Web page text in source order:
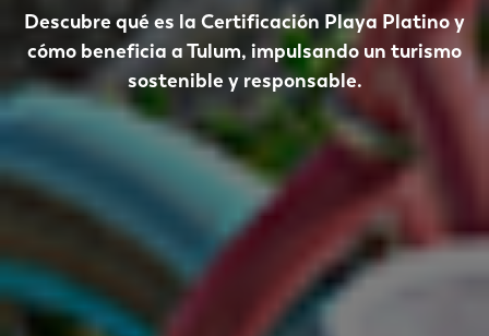
Descubre qué es la Certificación Playa Platino y
cómo beneficia a Tulum, impulsando un turismo
sostenible y responsable.